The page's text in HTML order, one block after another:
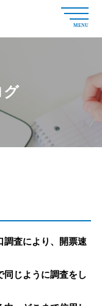
MENU
グ
調査により、開票速
同じように調査をし